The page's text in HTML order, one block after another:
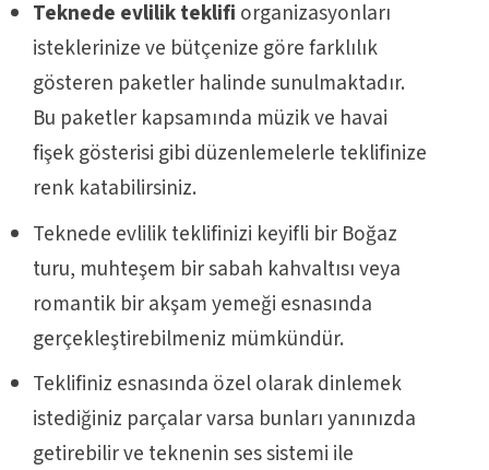
Teknede evlilik teklifi organizasyonları
isteklerinize ve bütçenize göre farklılık
gösteren paketler halinde sunulmaktadır.
Bu paketler kapsamında müzik ve havai
fişek gösterisi gibi düzenlemelerle teklifinize
renk katabilirsiniz.
Teknede evlilik teklifinizi keyifli bir Boğaz
turu, muhteşem bir sabah kahvaltısı veya
romantik bir akşam yemeği esnasında
gerçekleştirebilmeniz mümkündür.
Teklifiniz esnasında özel olarak dinlemek
istediğiniz parçalar varsa bunları yanınızda
getirebilir ve teknenin ses sistemi ile